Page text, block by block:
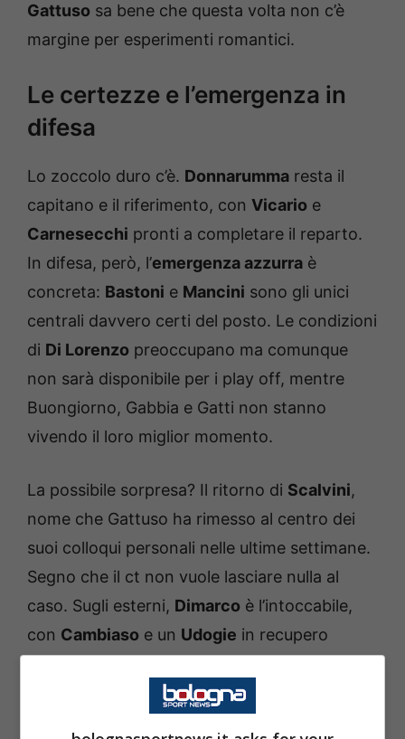
Gattuso sa bene che questa volta non c’è
margine per esperimenti romantici.
Le certezze e l’emergenza in
difesa
Lo zoccolo duro c’è. Donnarumma resta il
capitano e il riferimento, con Vicario e
Carnesecchi pronti a completare il reparto.
In difesa, però, l’emergenza azzurra è
concreta: Bastoni e Mancini sono gli unici
centrali davvero certi del posto. Le condizioni
di Di Lorenzo preoccupano ma comunque
non sarà disponibile per i play off, mentre
Buongiorno, Gabbia e Gatti non stanno
vivendo il loro miglior momento.
La possibile sorpresa? Il ritorno di Scalvini,
nome che Gattuso ha rimesso al centro dei
suoi colloqui personali nelle ultime settimane.
Segno che il ct non vuole lasciare nulla al
caso. Sugli esterni, Dimarco è l’intoccabile,
con Cambiaso e un Udogie in recupero
sembra avere un piede dentro grazie alla